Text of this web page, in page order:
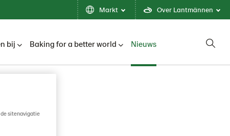
Markt Over Lantmännen
bij Baking for a better world Nieuws
de sitenavigatie